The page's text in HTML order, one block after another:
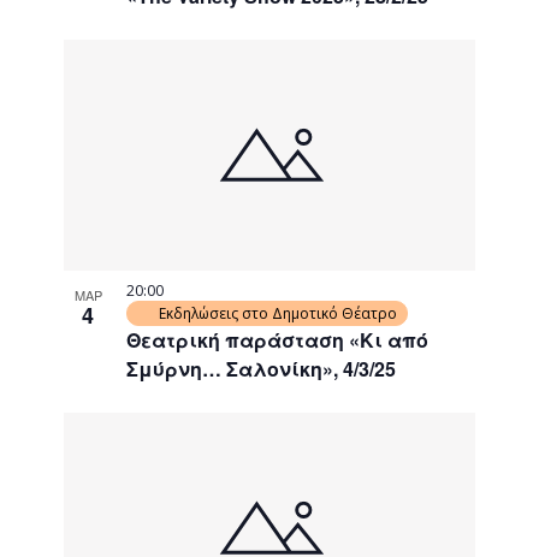
ΜΑΡ
4
Θεατρική παράσταση «Κι από
Σμύρνη… Σαλονίκη», 4/3/25
20:00
Εκδηλώσεις στο Δημοτικό Θέατρο